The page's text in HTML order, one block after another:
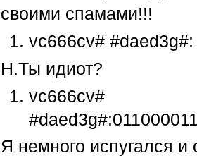
своими спамами!!!
vc666cv#
Н.Ты идиот?
vc666cv#
Я немного испугался и